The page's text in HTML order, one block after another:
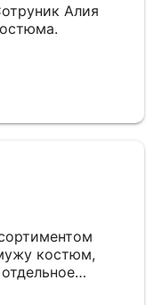
Алия
костюм,
Спасибо!